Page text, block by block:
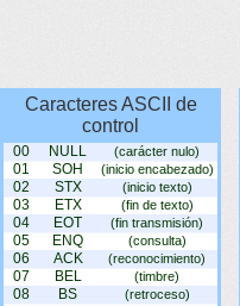
Caracteres ASCII de
control
00 NULL (carácter nulo)
01 SOH (inicio encabezado)
02 STX (inicio texto)
03 ETX (fin de texto)
04 EOT (fin transmisión)
05 ENQ (consulta)
06 ACK (reconocimiento)
07 BEL (timbre)
08 BS (retroceso)